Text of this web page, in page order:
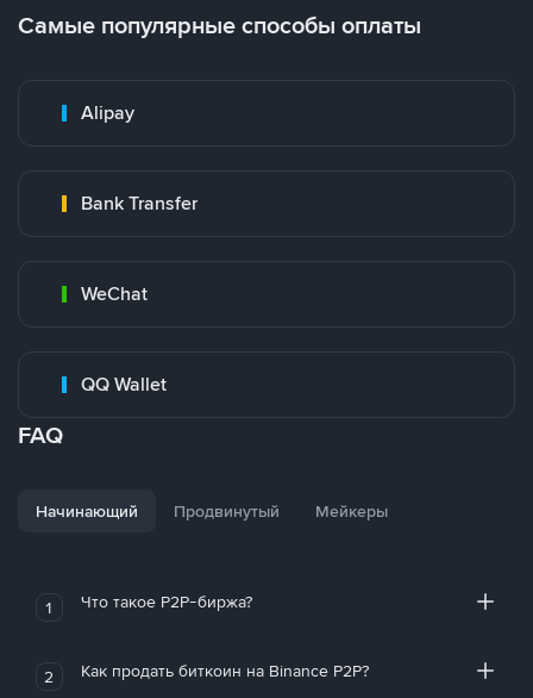
Самые популярные способы оплаты
Alipay
Bank Transfer
WeChat
QQ Wallet
FAQ
Начинающий Продвинутый Мейкеры
1 Что такое P2P-биржа?
2 Как продать биткоин на Binance P2P?